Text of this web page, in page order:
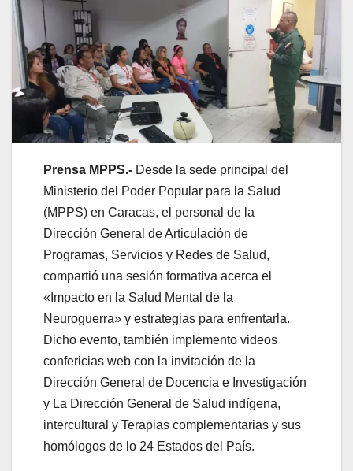
Prensa MPPS.- Desde la sede principal del
Ministerio del Poder Popular para la Salud
(MPPS) en Caracas, el personal de la
Dirección General de Articulación de
Programas, Servicios y Redes de Salud,
compartió una sesión formativa acerca el
«Impacto en la Salud Mental de la
Neuroguerra» y estrategias para enfrentarla.
Dicho evento, también implemento videos
confericias web con la invitación de la
Dirección General de Docencia e Investigación
y La Dirección General de Salud indígena,
intercultural y Terapias complementarias y sus
homólogos de lo 24 Estados del País.